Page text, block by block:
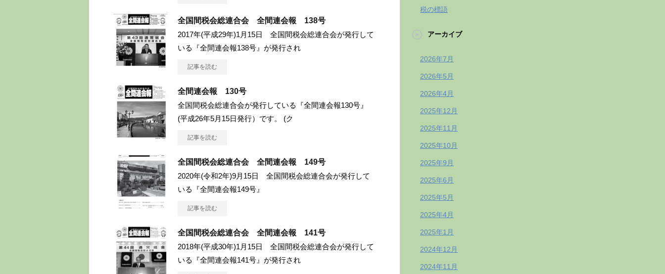
全国間税会総連合会 全間連会報 138号
2017年(平成29年)1月15日 全国間税会総連合会が発行して
いる『全間連会報138号』が発行され
記事を読む
全間連会報 130号
全国間税会総連合会が発行している『全間連会報130号』
(平成26年5月15日発行）です。 (ク
記事を読む
全国間税会総連合会 全間連会報 149号
2020年(令和2年)9月15日 全国間税会総連合会が発行して
いる『全間連会報149号』
記事を読む
全国間税会総連合会 全間連会報 141号
2018年(平成30年)1月15日 全国間税会総連合会が発行して
いる『全間連会報141号』が発行され
税の標語
アーカイブ
2026年7月
2026年5月
2026年4月
2025年12月
2025年11月
2025年10月
2025年9月
2025年6月
2025年5月
2025年4月
2025年1月
2024年12月
2024年11月